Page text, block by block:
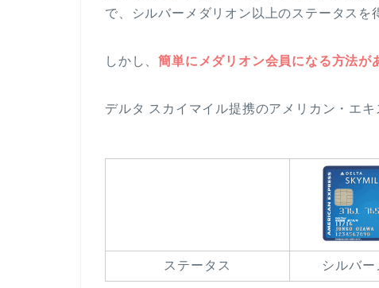
で、シルバーメダリオン以上のステータスを
しかし、簡単にメダリオン会員になる方法が
デルタ スカイマイル提携のアメリカン・エキ
ステータス シルバ